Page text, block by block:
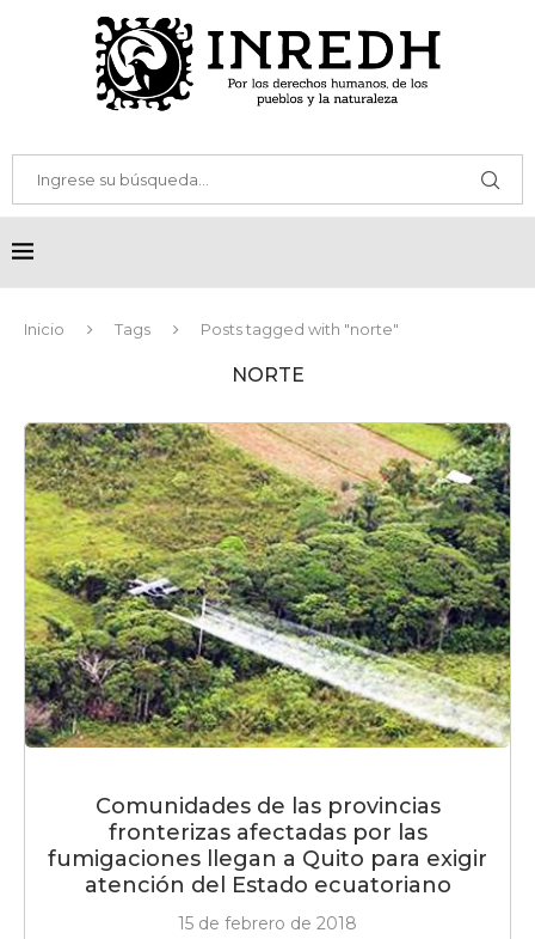
Inicio Tags Posts tagged with "norte"
NORTE
Comunidades de las provincias
fronterizas afectadas por las
fumigaciones llegan a Quito para exigir
atención del Estado ecuatoriano
15 de febrero de 2018